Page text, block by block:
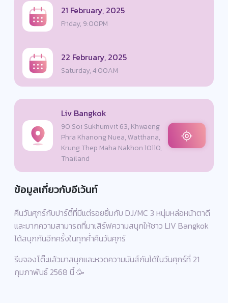
21 February, 2025
Friday, 9:00PM
22 February, 2025
Saturday, 4:00AM
Liv Bangkok
90 Soi Sukhumvit 63, Khwaeng
Phra Khanong Nuea, Watthana,
Krung Thep Maha Nakhon 10110,
Thailand
ข้อมูลเกี่ยวกับอีเว้นท์
คืนวันศุกร์กับปาร์ตี้ที่มีแต่รอยยิ้มกับ DJ/MC 3 หนุ่มหล่อหน้าตาดี
และมากความสามารถที่มาเสิร์ฟความสนุกให้ชาว LIV Bangkok
ได้สนุกกันอีกครั้งในทุกค่ำคืนวันศุกร์
รีบจองโต๊ะแล้วมาสนุกและหวดความมันส์กันได้ในวันศุกร์ที่ 21
กุมภาพันธ์ 2568 นี้ 🥳